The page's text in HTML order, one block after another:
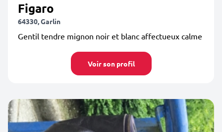
Figaro
64330, Garlin
Gentil tendre mignon noir et blanc affectueux calme
Voir son profil